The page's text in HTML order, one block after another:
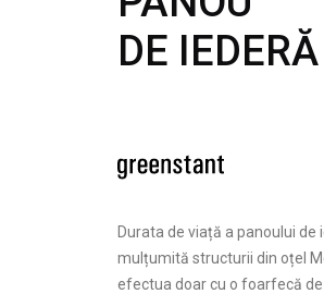
DE IEDERĂ
Durata de viață a panoului de
mulțumită structurii din oțel
efectua doar cu o foarfecă